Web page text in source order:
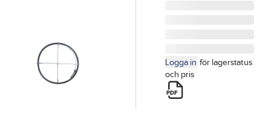
Logga in för lagerstatus
och pris